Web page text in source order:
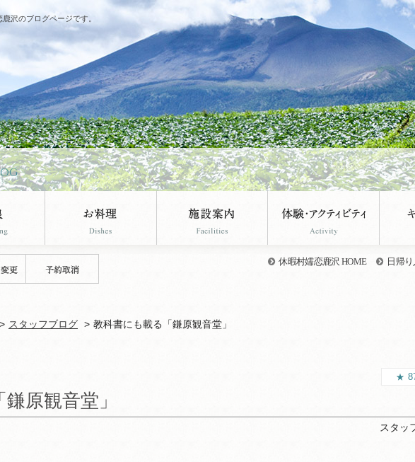
沢のブログページです。
休暇村嬬恋鹿沢 HOME 日帰
スタッフブログ 教科書にも載る「鎌原観音堂」
原観音堂」
スタッ